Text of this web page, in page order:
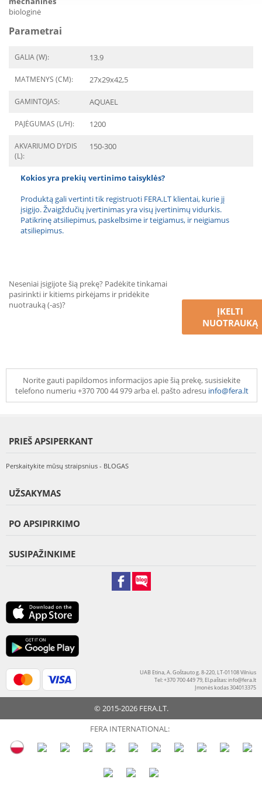
biologinė
Parametrai
GALIA (W): 13.9
MATMENYS (CM): 27x29x42,5
GAMINTOJAS: AQUAEL
PAJĖGUMAS (L/H): 1200
AKVARIUMO DYDIS
(L):
150-300
Kokios yra prekių vertinimo taisyklės?
Produktą gali vertinti tik registruoti FERA.LT klientai, kurie jį
įsigijo. Žvaigždučių įvertinimas yra visų įvertinimų vidurkis.
Patikrinę atsiliepimus, paskelbsime ir teigiamus, ir neigiamus
atsiliepimus.
Neseniai įsigijote šią prekę? Padėkite tinkamai
pasirinkti ir kitiems pirkėjams ir pridėkite
nuotrauką (-as)?
ĮKELTI
NUOTRAUKĄ
Norite gauti papildomos informacijos apie šią prekę, susisiekite
telefono numeriu +370 700 44 979 arba el. pašto adresu info@fera.lt
PRIEŠ APSIPERKANT
Perskaitykite mūsų straipsnius - BLOGAS
UŽSAKYMAS
PO APSIPIRKIMO
SUSIPAŽINKIME
UAB Etina, A. Goštauto g. 8-220, LT-01108 Vilnius
Tel: +370 700 449 79, El.paštas:info@fera.lt
Įmonės kodas 304013375
© 2015-2026 FERA.LT.
FERA INTERNATIONAL: